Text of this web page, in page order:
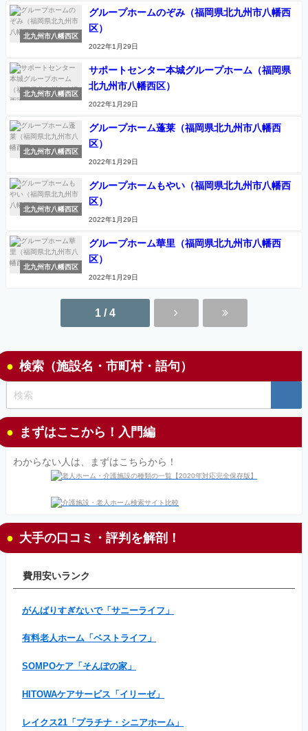
北九州市八幡西区
グループホームのぞみ（福岡県北九州市八幡西
区）
2022年1月29日
北九州市八幡西区
サポートセンター本城グループホーム（福岡県
北九州市八幡西区）
2022年1月29日
北九州市八幡西区
グループホーム蓬莱（福岡県北九州市八幡西
区）
2022年1月29日
北九州市八幡西区
グループホームもやい（福岡県北九州市八幡西
区）
2022年1月29日
北九州市八幡西区
グループホーム華里（福岡県北九州市八幡西
区）
2022年1月29日
1 / 4
検索（施設名・市町村・語句）
まずはここから！入門編
わからない人は、まずはこちらから！
大手の口コミ・評判を解剖！
費用安いランク
がんばりすぎないで「サニーライフ」
有料老人ホーム「ベストライフ」
SOMPOケア「そんぽの家」
HITOWAケアサービス「イリーゼ」
レイクス21「プラチナ・シニアホーム」